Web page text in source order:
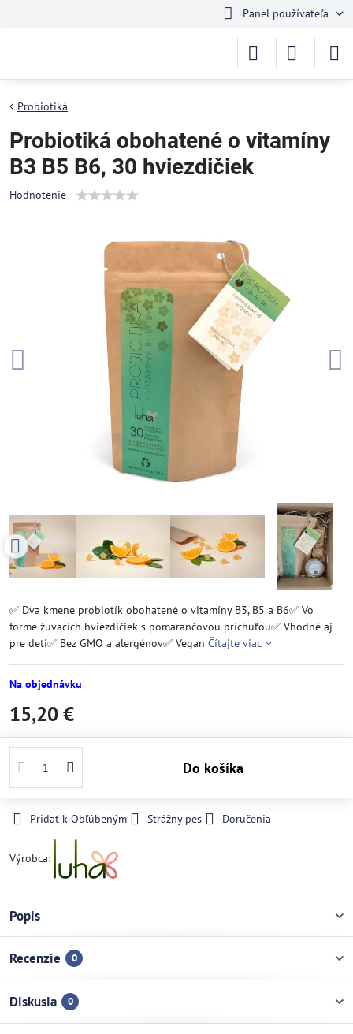
Panel používateľa
Probiotiká
Probiotiká obohatené o vitamíny
B3 B5 B6, 30 hviezdičiek
Hodnotenie
✅ Dva kmene probiotík obohatené o vitamíny B3, B5 a B6✅ Vo
forme žuvacích hviezdičiek s pomarančovou príchuťou✅ Vhodné aj
pre deti✅ Bez GMO a alergénov✅ Vegan Čítajte viac
Na objednávku
15,20 €
Do košíka
Pridať k Obľúbeným Strážny pes Doručenia
Výrobca:
Popis
Recenzie 0
Diskusia 0